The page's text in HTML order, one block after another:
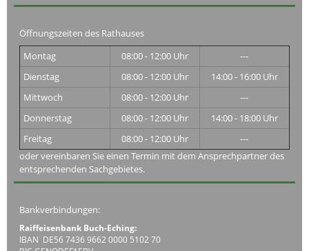
Öffnungszeiten des Rathauses
Montag
08:00 - 12:00 Uhr
---
Dienstag
08:00 - 12:00 Uhr
14:00 - 16:00 Uhr
Mittwoch
08:00 - 12:00 Uhr
---
Donnerstag
08:00 - 12:00 Uhr
14:00 - 18:00 Uhr
Freitag
08:00 - 12:00 Uhr
---
oder vereinbaren Sie einen Termin mit dem Ansprechpartner des
entsprechenden Sachgebietes.
Bankverbindungen:
Raiffeisenbank Buch-Eching:
IBAN DE56 7436 9662 0000 5102 70